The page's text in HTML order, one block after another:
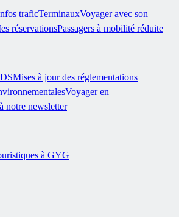
traficTerminauxVoyager avec son
réservationsPassagers à mobilité réduite
Mises à jour des réglementations
Voyager en
notre newsletter
à GYG